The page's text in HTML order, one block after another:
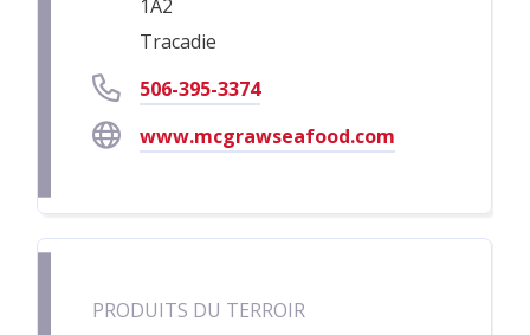
1A2
Tracadie
506-395-3374
www.mcgrawseafood.com
PRODUITS DU TERROIR